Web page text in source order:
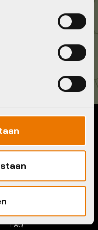
Menu
Account
Lease a bike
Over ons
FAQ